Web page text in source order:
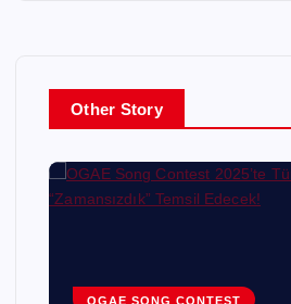
Other Story
OGAE SONG CONTEST